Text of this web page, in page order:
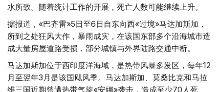
水所致。随着统计工作的开展，死亡人数可能继续上升。
据报道，«巴齐雷»5日至6日自东向西«过境»马达加斯加，
所到之处狂风大作，暴雨成灾，在该国东部多个沿海城市造
成大量房屋道路受损，部分城镇与外界陆路交通中断。
马达加斯加位于西印度洋海域，是热带风暴多发区，每年12
月至翌年3月是该国飓风季。马达加斯加、莫桑比克和马拉
维三国近期曾遭热带气旋«安娜»袭击，造成至少70人死